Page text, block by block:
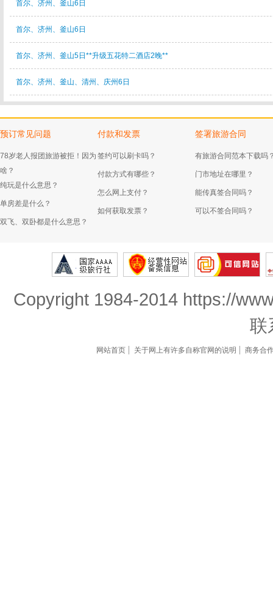
首尔、济州、釜山6日
首尔、济州、釜山6日
首尔、济州、釜山5日**升级五花特二酒店2晚**
首尔、济州、釜山、清州、庆州6日
预订常见问题
78岁老人报团旅游被拒！因为
啥？
纯玩是什么意思？
单房差是什么？
双飞、双卧都是什么意思？
付款和发票
签约可以刷卡吗？
付款方式有哪些？
怎么网上支付？
如何获取发票？
签署旅游合同
有旅游合同范本下载吗
门市地址在哪里？
能传真签合同吗？
可以不签合同吗？
Copyright 1984-2014 https://
联
网站首页 关于网上有许多自称官网的说明 商务合